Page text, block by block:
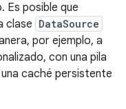
Es posible que
clase DataSource
por ejemplo, a
con una pila
caché persistente